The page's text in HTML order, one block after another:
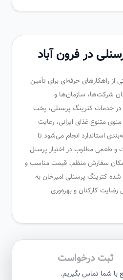
در فرون آباد
حرفه‌ای برای تأمین
سازمان‌ها و
کترینگ پرسنلی، پخت
غذای ایرانی، رعایت
انجام می‌شود تا
مطلوب در اختیار پرسنل
منظم، قیمت مناسب و
پرسنلی امیرخان به
و بهره‌وری
درخواست
تماس بگیریم.